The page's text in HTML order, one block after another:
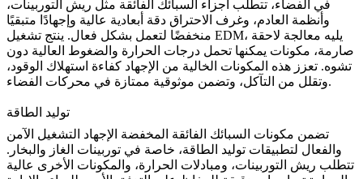
في الفضاء، تتطلب أجزاء السبائك الفائقة مثل ريش التوربينات،
وأنظمة العادم، وغرف الاحتراق دقة أبعادية عالية وإجهادًا متبقيًا
منخفضًا لتعمل بشكل فعال. ينتج تشغيل EDM، يليه معالجة لاحقة
صارمة، مكونات يمكنها تحمل درجات الحرارة والضغوط العالية دون
تشوه. تعزز هذه المكونات الخالية من الإجهاد كفاءة استهلاك الوقود،
وتقلل من التآكل، وتضمن موثوقية ممتازة في محركات الفضاء.
توليد الطاقة
تضمن مكونات السبائك الفائقة المخفضة الإجهاد التشغيل الآمن
والفعال لتطبيقات توليد الطاقة، خاصة في توربينات الغاز والبخار.
تتطلب ريش التوربينات، ومبادلات الحرارة، والمكونات الأخرى عالية